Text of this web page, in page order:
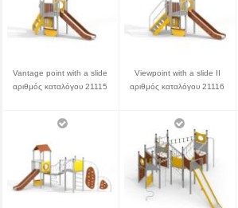
Vantage point with a slide
αριθμός καταλόγου 21115
Viewpoint with a slide II
αριθμός καταλόγου 21116